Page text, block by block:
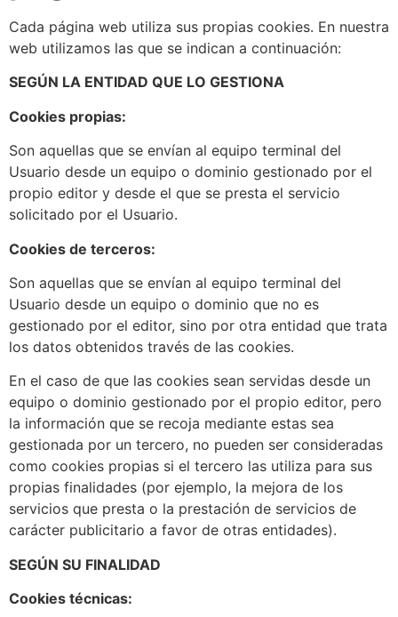
Cada página web utiliza sus propias cookies. En nuestra
web utilizamos las que se indican a continuación:
SEGÚN LA ENTIDAD QUE LO GESTIONA
Cookies propias:
Son aquellas que se envían al equipo terminal del
Usuario desde un equipo o dominio gestionado por el
propio editor y desde el que se presta el servicio
solicitado por el Usuario.
Cookies de terceros:
Son aquellas que se envían al equipo terminal del
Usuario desde un equipo o dominio que no es
gestionado por el editor, sino por otra entidad que trata
los datos obtenidos través de las cookies.
En el caso de que las cookies sean servidas desde un
equipo o dominio gestionado por el propio editor, pero
la información que se recoja mediante estas sea
gestionada por un tercero, no pueden ser consideradas
como cookies propias si el tercero las utiliza para sus
propias finalidades (por ejemplo, la mejora de los
servicios que presta o la prestación de servicios de
carácter publicitario a favor de otras entidades).
SEGÚN SU FINALIDAD
Cookies técnicas: